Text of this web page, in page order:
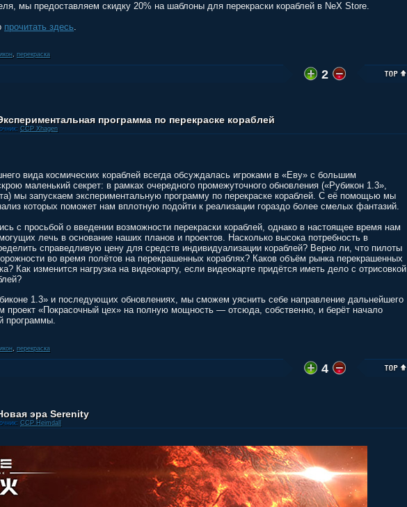
мы предоставляем скидку 20% на шаблоны для перекраски кораблей в NeX Store.
прочитать здесь
, перекраска
2
программа по перекраске кораблей
CCP Xhagen
вида космических кораблей всегда обсуждалась игроками в «Еву» с большим
маленький секрет: в рамках очередного промежуточного обновления («Рубикон 1.3»,
мы запускаем экспериментальную программу по перекраске кораблей. С её помощью мы
которых поможет нам вплотную подойти к реализации гораздо более смелых фантазий.
с просьбой о введении возможности перекраски кораблей, однако в настоящее время нам
лечь в основание наших планов и проектов. Насколько высока потребность в
справедливую цену для средств индивидуализации кораблей? Верно ли, что пилоты
во время полётов на перекрашенных кораблях? Каков объём рынка перекрашенных
Как изменится нагрузка на видеокарту, если видеокарте придётся иметь дело с отрисовкой
1.3» и последующих обновлениях, мы сможем уяснить себе направление дальнейшего
проект «Покрасочный цех» на полную мощность — отсюда, собственно, и берёт начало
программы.
перекраска
4
эра Serenity
CCP Heimdall